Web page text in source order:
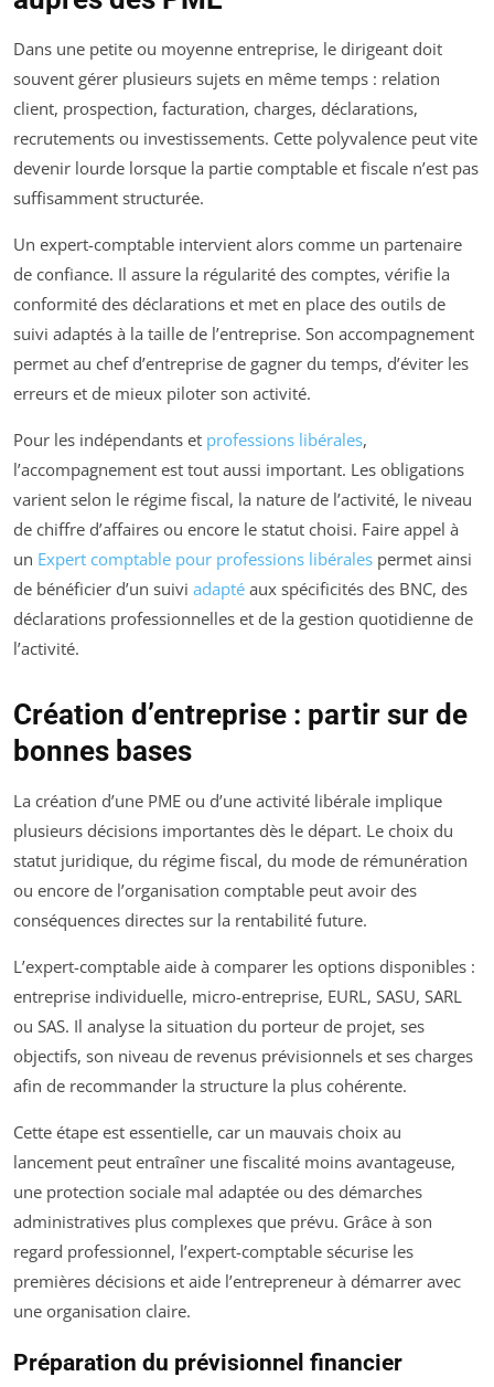
Dans une petite ou moyenne entreprise, le dirigeant doit
souvent gérer plusieurs sujets en même temps : relation
client, prospection, facturation, charges, déclarations,
recrutements ou investissements. Cette polyvalence peut vite
devenir lourde lorsque la partie comptable et fiscale n’est pas
suffisamment structurée.
Un expert-comptable intervient alors comme un partenaire
de confiance. Il assure la régularité des comptes, vérifie la
conformité des déclarations et met en place des outils de
suivi adaptés à la taille de l’entreprise. Son accompagnement
permet au chef d’entreprise de gagner du temps, d’éviter les
erreurs et de mieux piloter son activité.
Pour les indépendants et professions libérales,
l’accompagnement est tout aussi important. Les obligations
varient selon le régime fiscal, la nature de l’activité, le niveau
de chiffre d’affaires ou encore le statut choisi. Faire appel à
un Expert comptable pour professions libérales permet ainsi
de bénéficier d’un suivi adapté aux spécificités des BNC, des
déclarations professionnelles et de la gestion quotidienne de
l’activité.
Création d’entreprise : partir sur de
bonnes bases
La création d’une PME ou d’une activité libérale implique
plusieurs décisions importantes dès le départ. Le choix du
statut juridique, du régime fiscal, du mode de rémunération
ou encore de l’organisation comptable peut avoir des
conséquences directes sur la rentabilité future.
L’expert-comptable aide à comparer les options disponibles :
entreprise individuelle, micro-entreprise, EURL, SASU, SARL
ou SAS. Il analyse la situation du porteur de projet, ses
objectifs, son niveau de revenus prévisionnels et ses charges
afin de recommander la structure la plus cohérente.
Cette étape est essentielle, car un mauvais choix au
lancement peut entraîner une fiscalité moins avantageuse,
une protection sociale mal adaptée ou des démarches
administratives plus complexes que prévu. Grâce à son
regard professionnel, l’expert-comptable sécurise les
premières décisions et aide l’entrepreneur à démarrer avec
une organisation claire.
Préparation du prévisionnel financier